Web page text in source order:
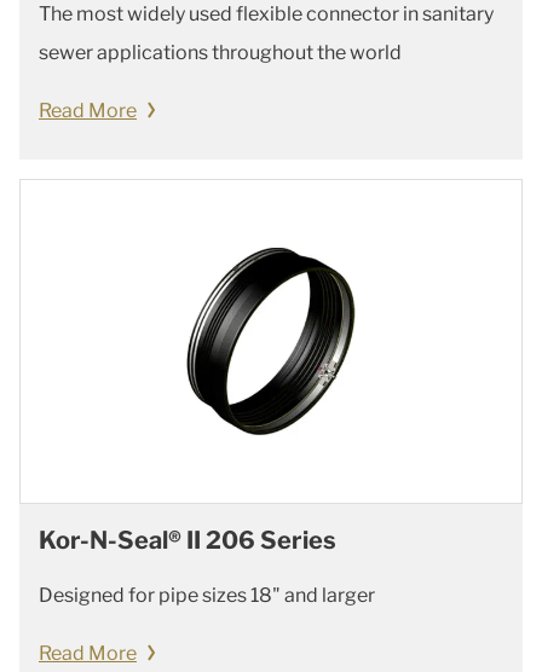
The most widely used flexible connector in sanitary
sewer applications throughout the world
Read More
Kor-N-Seal® II 206 Series
Designed for pipe sizes 18" and larger
Read More